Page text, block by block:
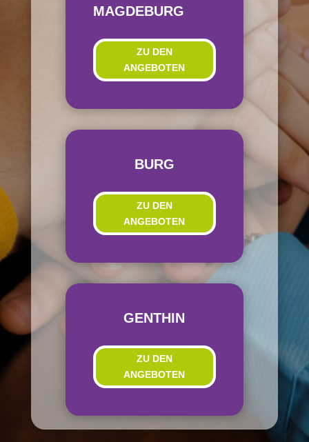
MAGDEBURG
ZU DEN
ANGEBOTEN
BURG
ZU DEN
ANGEBOTEN
GENTHIN
ZU DEN
ANGEBOTEN